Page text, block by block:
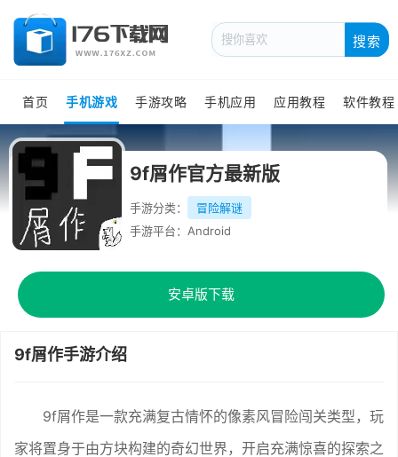
搜索
首页 手机游戏 手游攻略 手机应用 应用教程 软件教程
9f屑作官方最新版
手游分类：
冒险解谜
手游平台：Android
安卓版下载
9f屑作手游介绍
9f屑作是一款充满复古情怀的像素风冒险闯关类型，玩
家将置身于由方块构建的奇幻世界，开启充满惊喜的探索之